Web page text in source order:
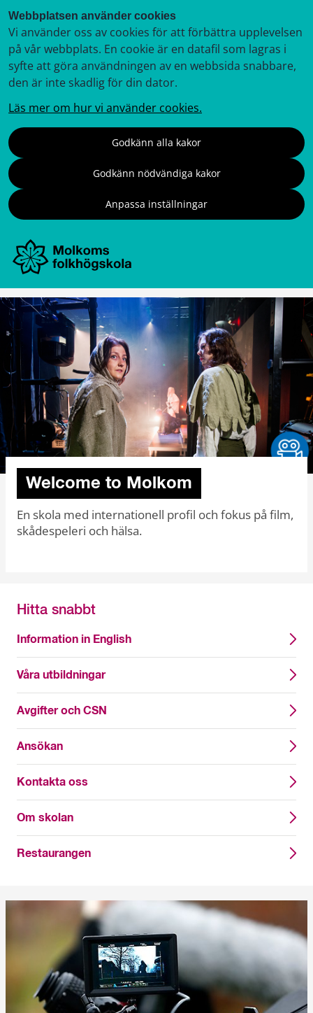
Webbplatsen använder cookies
Vi använder oss av cookies för att förbättra upplevelsen
på vår webbplats. En cookie är en datafil som lagras i
syfte att göra användningen av en webbsida snabbare,
den är inte skadlig för din dator.
Läs mer om hur vi använder cookies.
Godkänn alla kakor
Godkänn nödvändiga kakor
Anpassa inställningar
Welcome to Molkom
En skola med internationell profil och fokus på film,
skådespeleri och hälsa.
Hitta snabbt
Information in English
Våra utbildningar
Avgifter och CSN
Ansökan
Kontakta oss
Om skolan
Restaurangen